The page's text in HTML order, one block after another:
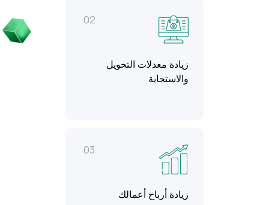
02
زيادة معدلات التحويل
والاستجابة
03
زيادة أرباح أعمالك